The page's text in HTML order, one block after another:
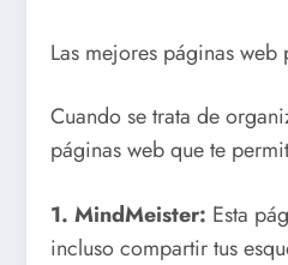
Las mejores páginas web
Cuando se trata de
páginas web que te
1. MindMeister: Esta
incluso compartir tus